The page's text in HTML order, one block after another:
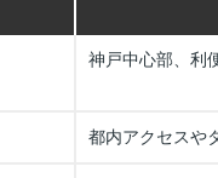
神戸中心部、利
都内アクセスや